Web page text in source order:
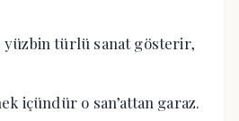
yüzbin türlü sanat gösterir,
içündür o san’attan garaz.